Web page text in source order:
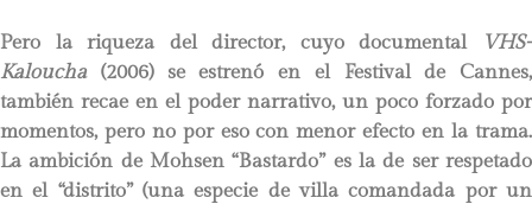
Pero la riqueza del director, cuyo documental
VHS-
Kaloucha(2006) se estrenó en el Festival de Cannes,
también recae en el poder narrativo, un poco forzado por
momentos, pero no por eso con menor efecto en la trama.
La ambición de Mohsen “Bastardo” es la de ser respetado
en el “distrito” (una especie de villa comandada por un